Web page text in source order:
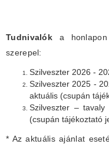
Tudnivalók a
szerepel:
Szilveszter 2026 -
Szilveszter 2025 -
aktuális (csupán
Szilveszter –
(csupán tájékoztató
* Az aktuális ajánlat